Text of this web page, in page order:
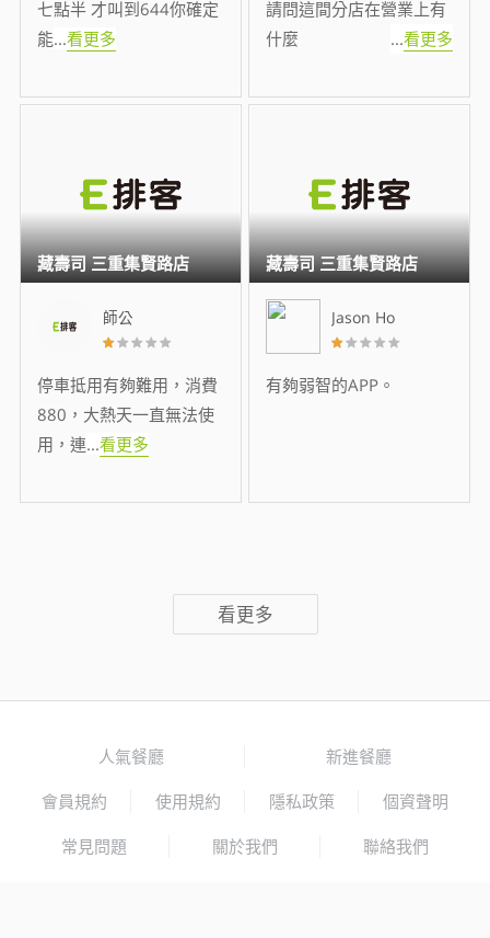
七點半 才叫到644你確定
能...看更多
請問這間分店在營業上有
什麼
...看更多
師公
停車抵用有夠難用，消費
880，大熱天一直無法使
用，連...看更多
藏壽司 三重集賢路店
Jason Ho
有夠弱智的APP。
藏壽司 三重集賢路店
看更多
人氣餐廳 新進餐廳
會員規約 使用規約 隱私政策 個資聲明
常見問題 關於我們 聯絡我們